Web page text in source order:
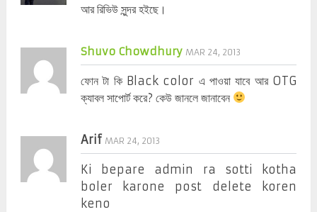
আর রিভিউ সুন্দর হইছে।
Shuvo Chowdhury MAR 24, 2013
ফোন টা কি Black color এ পাওয়া যাবে আর OTG
ক্যাবল সাপোর্ট করে? কেউ জানলে জানাবেন
Arif MAR 24, 2013
Ki bepare admin ra sotti kotha
boler karone post delete koren
keno